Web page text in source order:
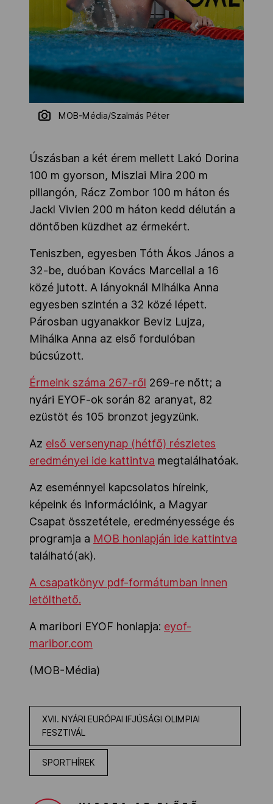
MOB-Média/Szalmás Péter
Úszásban a két érem mellett Lakó Dorina
100 m gyorson, Miszlai Mira 200 m
pillangón, Rácz Zombor 100 m háton és
Jackl Vivien 200 m háton kedd délután a
döntőben küzdhet az érmekért.
Teniszben, egyesben Tóth Ákos János a
32-be, duóban Kovács Marcellal a 16
közé jutott. A lányoknál Mihálka Anna
egyesben szintén a 32 közé lépett.
Párosban ugyanakkor Beviz Lujza,
Mihálka Anna az első fordulóban
búcsúzott.
Érmeink száma 267-ről 269-re nőtt; a
nyári EYOF-ok során 82 aranyat, 82
ezüstöt és 105 bronzot jegyzünk.
Az első versenynap (hétfő) részletes
eredményei ide kattintva megtalálhatóak.
Az eseménnyel kapcsolatos híreink,
képeink és információink, a Magyar
Csapat összetétele, eredményessége és
programja a MOB honlapján ide kattintva
található(ak).
A csapatkönyv pdf-formátumban innen
letölthető.
A maribori EYOF honlapja: eyof-
maribor.com
(MOB-Média)
XVII. NYÁRI EURÓPAI IFJÚSÁGI OLIMPIAI
FESZTIVÁL
SPORTHÍREK